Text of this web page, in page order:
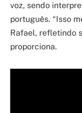
voz, sendo
português. “Isso
Rafael, refletindo
proporciona.